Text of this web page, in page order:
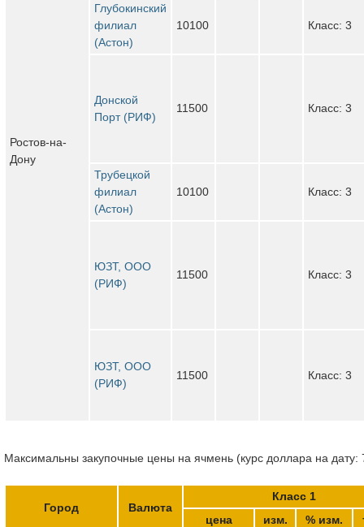
Ростов-на-
Дону
Глубокинский
филиал
(Астон)
10100 Класс: 3
Донской
Порт (РИФ)
11500 Класс: 3
Трубецкой
филиал
(Астон)
10100 Класс: 3
ЮЗТ, ООО
(РИФ)
11500 Класс: 3
ЮЗТ, ООО
(РИФ)
11500 Класс: 3
Максимальны закупочные цены на ячмень (курс доллара на дату:
Город Валюта
Класс 1
цена
изм. % изм.